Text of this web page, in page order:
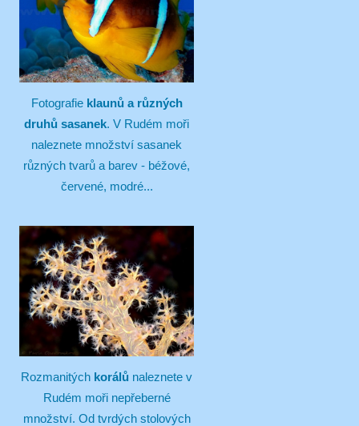
Fotografie klaunů a různých
druhů sasanek. V Rudém moři
naleznete množství sasanek
různých tvarů a barev - béžové,
červené, modré...
Rozmanitých korálů naleznete v
Rudém moři nepřeberné
množství. Od tvrdých stolových